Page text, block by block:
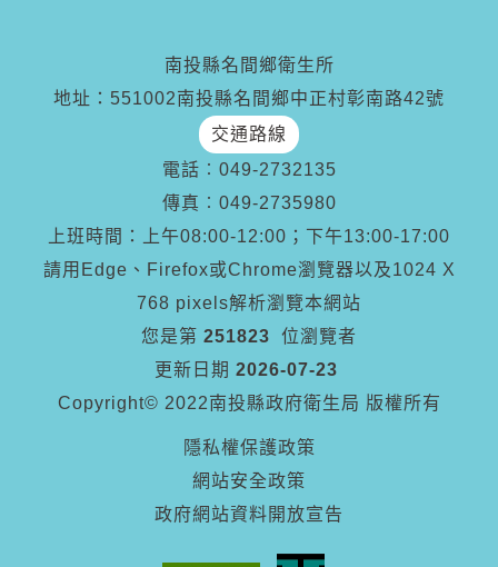
南投縣名間鄉衛生所
地址：551002南投縣名間鄉中正村彰南路42號
交通路線
電話︰ 049-2732135
傳真︰ 049-2735980
上班時間：上午08:00-12:00；下午13:00-17:00
請用Edge、Firefox或Chrome瀏覽器以及1024 X
768 pixels解析瀏覽本網站
您是第 251823
位瀏覽者
更新日期 2026-07-23
Copyright© 2022南投縣政府衛生局 版權所有
隱私權保護政策
網站安全政策
政府網站資料開放宣告